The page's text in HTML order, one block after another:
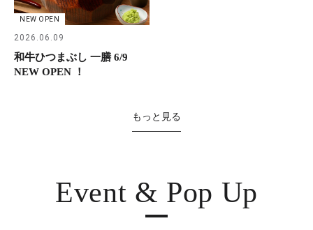
NEW OPEN
2026.06.09
和牛ひつまぶし 一膳 6/9
NEW OPEN ！
もっと見る
Event & Pop Up